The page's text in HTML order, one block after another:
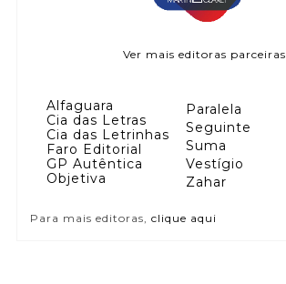
Ver mais editoras parceiras
Alfaguara
Cia das Letras
Cia das Letrinhas
Faro Editorial
GP Autêntica
Objetiva
Paralela
Seguinte
Suma
Vestígio
Zahar
Para mais editoras, clique aqui